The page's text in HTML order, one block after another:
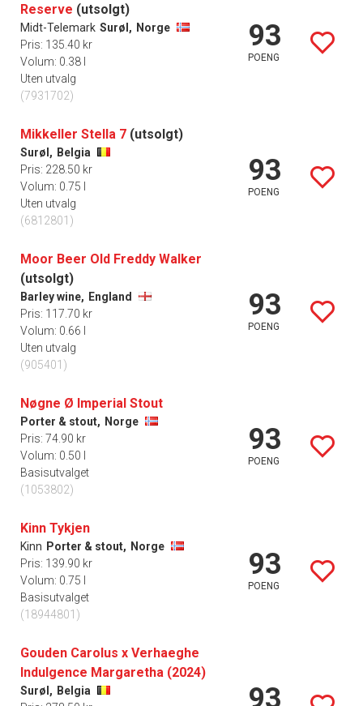
Reserve (utsolgt)
Midt-Telemark Surøl, Norge
Pris: 135.40 kr
Volum: 0.38 l
Uten utvalg
(7931702)
93
POENG
Mikkeller Stella 7 (utsolgt)
Surøl, Belgia
Pris: 228.50 kr
Volum: 0.75 l
Uten utvalg
(6812801)
93
POENG
Moor Beer Old Freddy Walker
(utsolgt)
Barley wine, England
Pris: 117.70 kr
Volum: 0.66 l
Uten utvalg
(905401)
93
POENG
Nøgne Ø Imperial Stout
Porter & stout, Norge
Pris: 74.90 kr
Volum: 0.50 l
Basisutvalget
(1053802)
93
POENG
Kinn Tykjen
Kinn Porter & stout, Norge
Pris: 139.90 kr
Volum: 0.75 l
Basisutvalget
(18944801)
93
POENG
Gouden Carolus x Verhaeghe
Indulgence Margaretha (2024)
Surøl, Belgia
93